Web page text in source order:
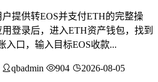
户提供转EOS并支付ETH的完整操
用登录后，进入ETH资产钱包，找到
入口，输入目标EOS收款...
qbadmin 904 2026-08-05